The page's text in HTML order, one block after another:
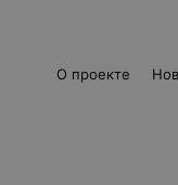
О проекте